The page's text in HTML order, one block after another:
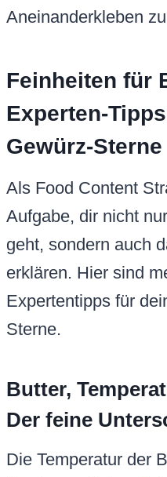
Aneinanderkleben
Feinheiten für
Experten-
Gewürz-Sterne
Als Food Content
Aufgabe, dir nicht
geht, sondern auch
erklären. Hier sind
Expertentipps für
Sterne.
Butter,
Der feine
Die Temperatur der